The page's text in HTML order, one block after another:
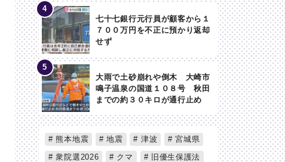
七十七銀行元行員が顧客から１
７００万円を不正に預かり返却
せず
大雨で土砂崩れや倒木 大崎市
鳴子温泉の国道１０８号 秋田
までの約３０キロが通行止め
熊本地震 地震 津波
宮城県
衆院選2026
クマ
旧優生保護法